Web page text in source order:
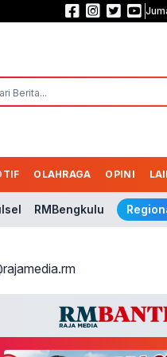
Persebaya Juara Piala
OLAHRAGA OPINI
RMBengkulu